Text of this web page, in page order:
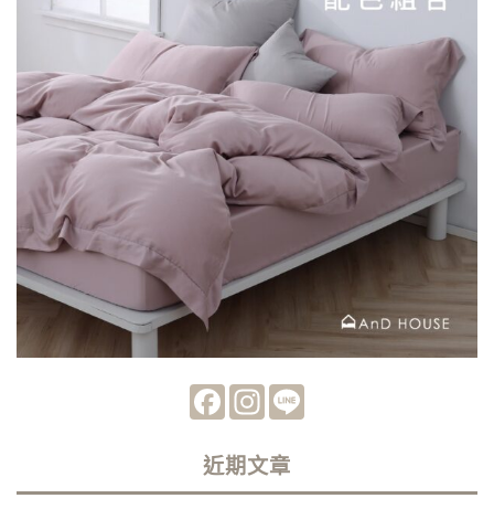
FacebookInstagram
近期文章